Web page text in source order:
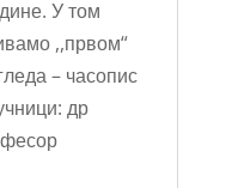
У том
,,првом“
– часопис
др